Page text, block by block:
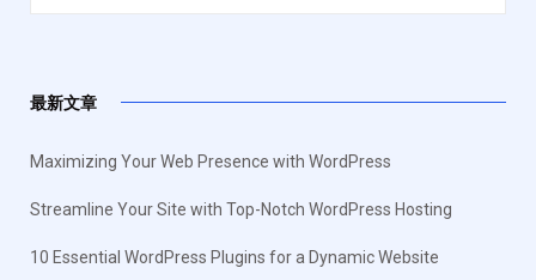
最新文章
Maximizing Your Web Presence with WordPress
Streamline Your Site with Top-Notch WordPress Hosting
10 Essential WordPress Plugins for a Dynamic Website